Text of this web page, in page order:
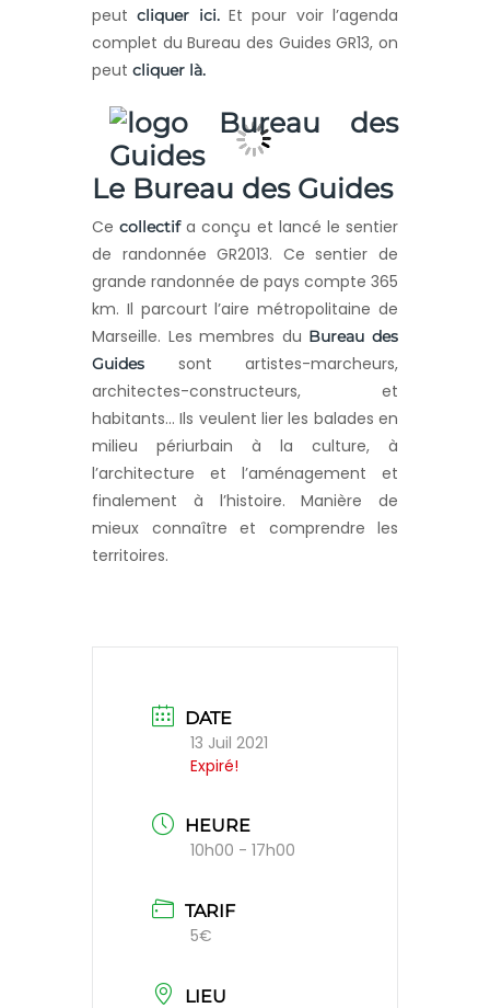
peutcliquer ici.Et pour voir l’agenda
complet du Bureau des Guides GR13, on
peut cliquer là.
Le Bureau des Guides
Cecollectifa conçu et lancé le sentier
de randonnée GR2013. Ce sentier de
grande randonnée de pays compte 365
km. Il parcourt l’aire métropolitaine de
Marseille. Les membres du Bureau des
Guides sont artistes-marcheurs,
architectes-constructeurs, et
habitants… Ils veulent lier les balades en
milieu périurbain à la culture, à
l’architecture et l’aménagement et
finalement à l’histoire. Manière de
mieux connaître et comprendre les
territoires.
DATE
13 Juil 2021
Expiré!
HEURE
10h00 - 17h00
TARIF
5€
LIEU